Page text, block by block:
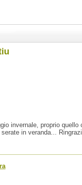
invernale, proprio
in veranda...